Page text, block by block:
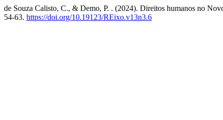
de Souza Calisto, C., & Demo, P. . (2024). Direitos humanos no
54-63. https://doi.org/10.19123/REixo.v13n3.6